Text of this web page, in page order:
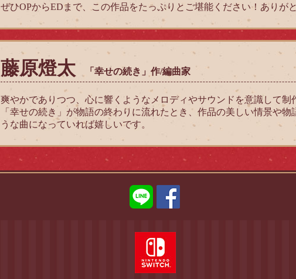
ぜひOPからEDまで、この作品をたっぷりとご堪能ください！ありが
藤原燈太 「幸せの続き」作/編曲家
爽やかでありつつ、心に響くようなメロディやサウンドを意識して制
「幸せの続き」が物語の終わりに流れたとき、作品の美しい情景や
うな曲になっていれば嬉しいです。